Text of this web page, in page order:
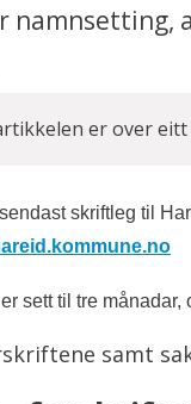
namnsetting,
er over
skriftleg til
sett til tre
samt